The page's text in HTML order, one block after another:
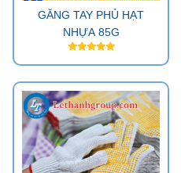
GĂNG TAY PHỦ HẠT
NHỰA 85G